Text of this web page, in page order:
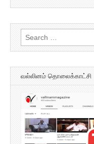
Search
for:
வல்லினம் தொலைக்காட்சி